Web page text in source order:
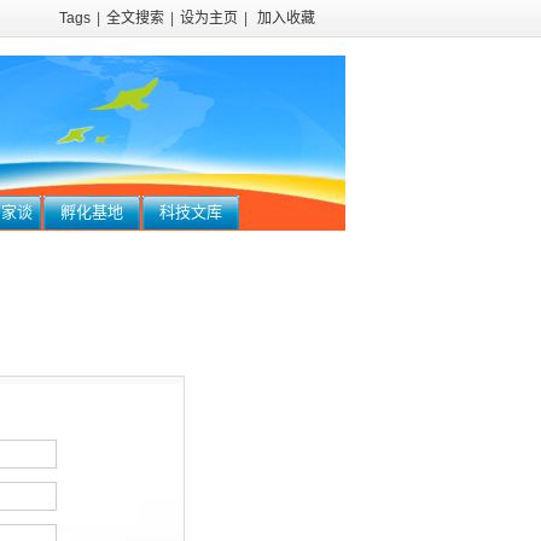
Tags 全文搜索 设为主页 加入收藏
谈 孵化基地 科技文库